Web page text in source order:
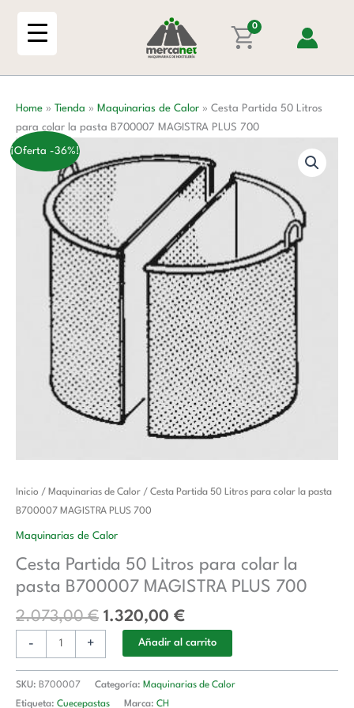
0
Home » Tienda » Maquinarias de Calor » Cesta Partida 50 Litros
para colar la pasta B700007 MAGISTRA PLUS 700
¡Oferta -36%!
Inicio / Maquinarias de Calor / Cesta Partida 50 Litros para colar la pasta
B700007 MAGISTRA PLUS 700
Maquinarias de Calor
Cesta Partida 50 Litros para colar la
pasta B700007 MAGISTRA PLUS 700
2.073,00€
El
precio
original
2.073,00 €.
1.320,00 €
El
1.320,00 €.
-
Cesta
Partida
50
para
colar
pasta
B700007
MAGISTRA
PLUS
700
+ Añadir al carrito
SKU: B700007 Categoría: Maquinarias de Calor
Etiqueta: Cuecepastas Marca: CH
para
colar
la
B700007
MAGISTRA
PLUS
700
cantidad